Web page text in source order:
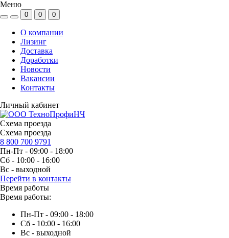
Меню
0 0 0
О компании
Лизинг
Доставка
Доработки
Новости
Вакансии
Контакты
Личный кабинет
Схема проезда
Схема проезда
8 800 700 9791
Пн-Пт - 09:00 - 18:00
Сб - 10:00 - 16:00
Вс - выходной
Перейти в контакты
Время работы
Время работы:
Пн-Пт - 09:00 - 18:00
Сб - 10:00 - 16:00
Вс - выходной